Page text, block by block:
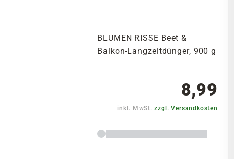
BLUMEN RISSE Beet &
Balkon-Langzeitdünger, 900 g
8,99
inkl. MwSt.zzgl. Versandkosten